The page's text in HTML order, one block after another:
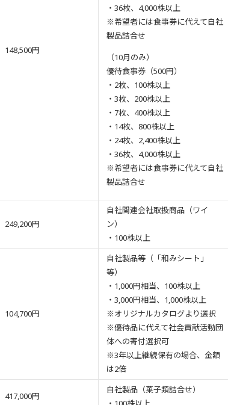
148,500円
・36枚、4,000株以上
※希望者には食事券に代えて自社
製品詰合せ
（10月のみ）
優待食事券（500円）
・2枚、100株以上
・3枚、200株以上
・7枚、400株以上
・14枚、800株以上
・24枚、2,400株以上
・36枚、4,000株以上
※希望者には食事券に代えて自社
製品詰合せ
249,200円
自社関連会社取扱商品（ワイ
ン）
・100株以上
104,700円
自社製品等（「和みシート」
等）
・1,000円相当、100株以上
・3,000円相当、1,000株以上
※オリジナルカタログより選択
※優待品に代えて社会貢献活動団
体への寄付選択可
※3年以上継続保有の場合、金額
は2倍
417,000円
自社製品（菓子類詰合せ）